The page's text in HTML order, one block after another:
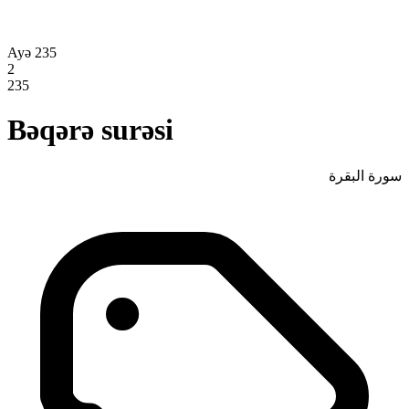
Ayə 235
2
235
Bəqərə surəsi
سورة البقرة